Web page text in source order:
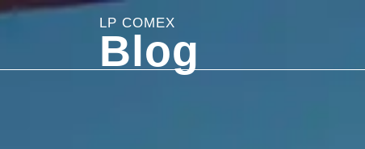
LP COMEX
Blog